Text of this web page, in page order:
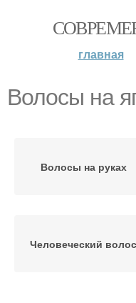
главная
Волосы на
Волосы на руках
Человеческий волос